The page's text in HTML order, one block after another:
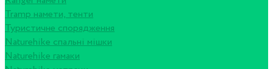
Tramp намети, тенти
Туристичне спорядження
Naturehike спальні мішки
Naturehike гамаки